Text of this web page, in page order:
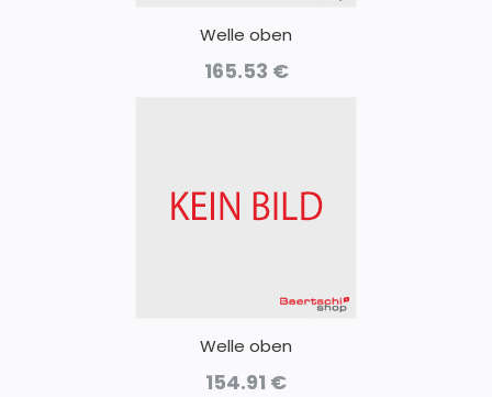
Welle oben
165.53 €
Welle oben
154.91 €